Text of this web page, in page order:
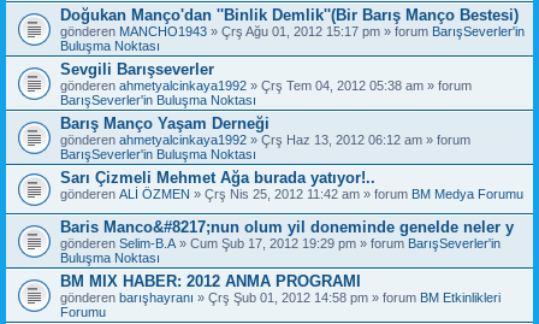
Doğukan Manço'dan ''Binlik Demlik''(Bir Barış Manço Bestesi)
gönderen MANCHO1943 » Çrş Ağu 01, 2012 15:17 pm » forum BarışSeverler'in
Buluşma Noktası
Sevgili Barışseverler
gönderen ahmetyalcinkaya1992 » Çrş Tem 04, 2012 05:38 am » forum
BarışSeverler'in Buluşma Noktası
Barış Manço Yaşam Derneği
gönderen ahmetyalcinkaya1992 » Çrş Haz 13, 2012 06:12 am » forum
BarışSeverler'in Buluşma Noktası
Sarı Çizmeli Mehmet Ağa burada yatıyor!..
gönderen ALİ ÖZMEN » Çrş Nis 25, 2012 11:42 am » forum BM Medya Forumu
Baris Manco&#8217;nun olum yil doneminde genelde neler y
gönderen Selim-B.A » Cum Şub 17, 2012 19:29 pm » forum BarışSeverler'in
Buluşma Noktası
BM MIX HABER: 2012 ANMA PROGRAMI
gönderen barışhayranı » Çrş Şub 01, 2012 14:58 pm » forum BM Etkinlikleri
Forumu